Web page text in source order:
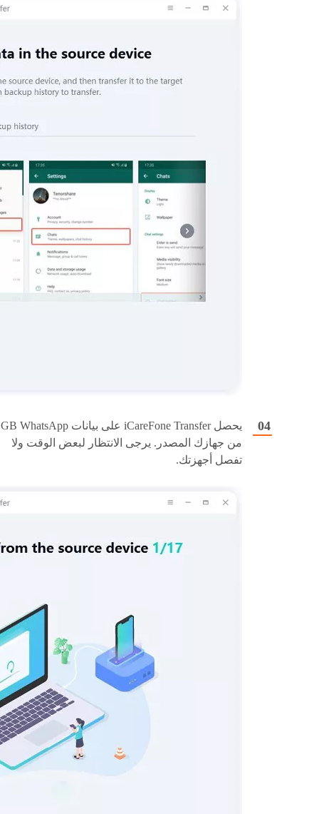
يحصل iCareFone Transfer على بيانات GB WhatsApp
من جهازك المصدر. يرجى الانتظار لبعض الوقت ولا
تفصل أجهزتك.